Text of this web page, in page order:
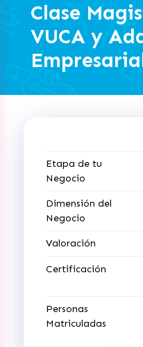
Clase
VUCA y
Etapa de tu
Negocio
Dimensión del
Negocio
Valoración
Certificación
Personas
Matriculadas